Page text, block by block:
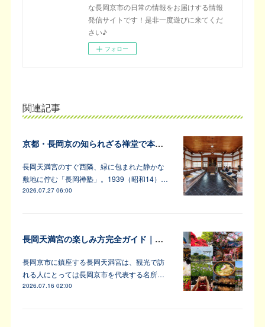
な長岡京市の日常の情報をお届けする情報
発信サイトです！是非一度遊びに来てくだ
さい♪
フォロー
関連記事
京都・長岡京の知られざる禅堂で本格的な坐禅体験
長岡天満宮のすぐ西隣、緑に包まれた静かな
敷地に佇む「長岡禅塾」。1939（昭和14）…
2026.07.27 06:00
長岡天満宮の楽しみ方完全ガイド｜アンバサダーが教えます！
長岡京市に鎮座する長岡天満宮は、観光で訪
れる人にとっては長岡京市を代表する名所…
2026.07.16 02:00